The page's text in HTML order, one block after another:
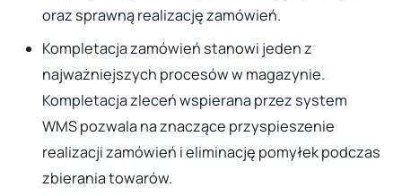
oraz sprawną realizację zamówień.
Kompletacja zamówień stanowi jeden z
najważniejszych procesów w magazynie.
Kompletacja zleceń wspierana przez system
WMS pozwala na znaczące przyspieszenie
realizacji zamówień i eliminację pomyłek podczas
zbierania towarów.